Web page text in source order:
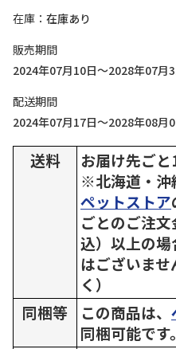
在庫
在庫あり
販売期間
2024年07月10日～2028年07月
配送期間
2024年07月17日～2028年08月
送料
お届け先ごと
※北海道・沖
ペットストア
ごとのご注
込）以上の
はございま
く）
同梱等
この商品は、
同梱可能です。